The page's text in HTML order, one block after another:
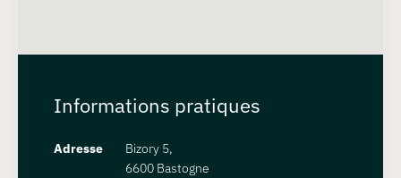
Informations pratiques
Adresse
Bizory 5,
6600 Bastogne